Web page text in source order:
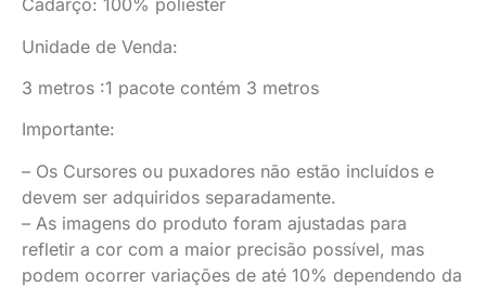
Cadarço: 100% poliéster
Unidade de Venda:
3 metros :1 pacote contém 3 metros
Importante:
– Os Cursores ou puxadores não estão incluídos e
devem ser adquiridos separadamente.
– As imagens do produto foram ajustadas para
refletir a cor com a maior precisão possível, mas
podem ocorrer variações de até 10% dependendo da